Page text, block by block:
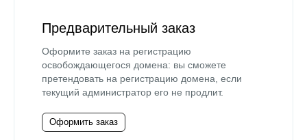
Предварительный заказ
Оформите заказ на регистрацию
освобождающегося домена: вы сможете
претендовать на регистрацию домена, если
текущий администратор его не продлит.
Оформить заказ